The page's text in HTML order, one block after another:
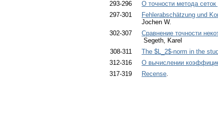
293-296
О точности метода
297-301
Fehlerabschätzung und
Jochen W.
302-307
Сравнение точности
Segeth, Karel
308-311
The $L_2$-norm in the
312-316
О вычислении
317-319
Recense.